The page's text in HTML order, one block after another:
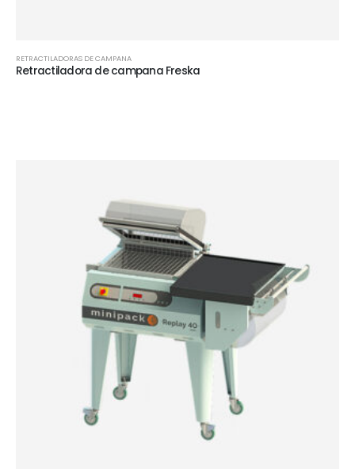
RETRACTILADORAS DE CAMPANA
Retractiladora de campana Freska